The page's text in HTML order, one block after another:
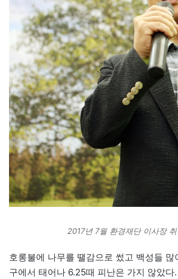
2017년 7월 환경재단 이사장
호롱불에 나무를 땔감으로 썼고 백성들 많
구에서 태어나 6.25때 피난은 가지 않았다